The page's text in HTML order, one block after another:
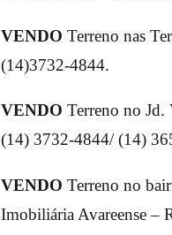
VENDO Terreno nas
(14)3732-4844.
VENDO Terreno no Jd.
(14) 3732-4844/ (14)
VENDO Terreno no
Imobiliária Avareense –